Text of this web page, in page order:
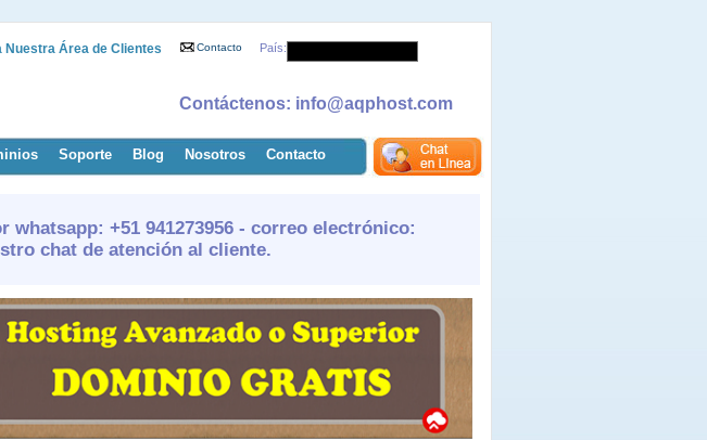
Contáctenos: info@aqphost.com
Nuestra Área de Clientes Contacto País:
Soporte Blog Nosotros Contacto
+51 941273956 - correo electrónico:
chat de atención al cliente.